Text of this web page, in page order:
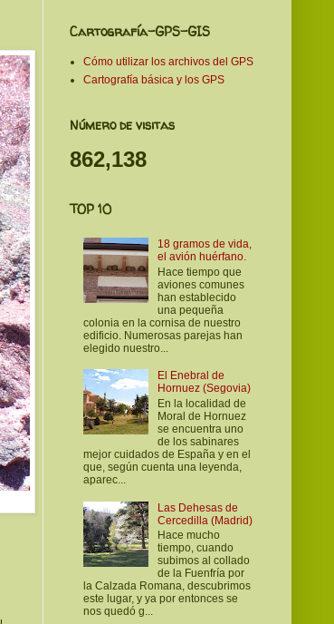
Cartografía-GPS-GIS
Cómo utilizar los archivos del GPS
Cartografía básica y los GPS
Número de visitas
862,138
TOP 10
18 gramos de vida,
el avión huérfano.
Hace tiempo que
aviones comunes
han establecido
una pequeña
colonia en la cornisa de nuestro
edificio. Numerosas parejas han
elegido nuestro...
El Enebral de
Hornuez (Segovia)
En la localidad de
Moral de Hornuez
se encuentra uno
de los sabinares
mejor cuidados de España y en el
que, según cuenta una leyenda,
aparec...
Las Dehesas de
Cercedilla (Madrid)
Hace mucho
tiempo, cuando
subimos al collado
de la Fuenfría por
la Calzada Romana, descubrimos
este lugar, y ya por entonces se
nos quedó g...